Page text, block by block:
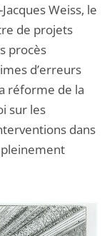
Weiss, le
de projets
procès
d’erreurs
réforme de la
sur les
dans